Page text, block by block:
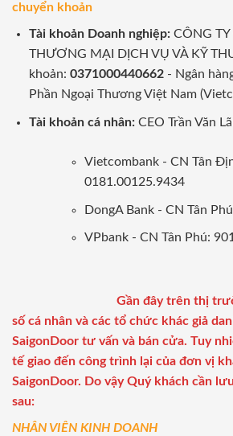
chuyển khoản
Tài khoản Doanh nghiệp:CÔNG TY
THƯƠNG MẠI DỊCH VỤ VÀ KỸ
khoản: 0371000440662- Ngân
Phần Ngoại Thương Việt Nam
Tài khoản cá nhân: CEO Trần Văn
Vietcombank - CN Tân
0181.00125.9434
DongA Bank - CN Tân
VPbank - CN Tân Phú:
Gần đây trên thị
số cá nhân và các tổ chức khác giả
SaigonDoor tư vấn và bán cửa. Tuy
tế giao đến công trình lại của đơn vị
SaigonDoor. Do vậy Quý khách cần
sau:
NHÂN VIÊN KINH DOANH